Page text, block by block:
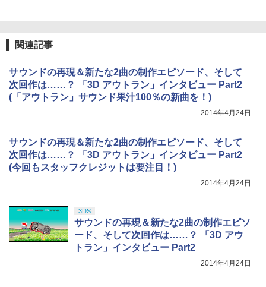
ルアイドルクラブ Bloom Garden Part
y』Blu-ray（特装限定版）
￥8,589
関連記事
サウンドの再現＆新たな2曲の制作エピソード、そして
次回作は……？ 「3D アウトラン」インタビュー Part2
(「アウトラン」サウンド果汁100％の新曲を！)
2014年4月24日
サウンドの再現＆新たな2曲の制作エピソード、そして
次回作は……？ 「3D アウトラン」インタビュー Part2
(今回もスタッフクレジットは要注目！)
2014年4月24日
3DS
サウンドの再現＆新たな2曲の制作エピソ
ード、そして次回作は……？ 「3D アウ
トラン」インタビュー Part2
2014年4月24日